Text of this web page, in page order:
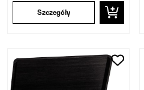
Szczegóły